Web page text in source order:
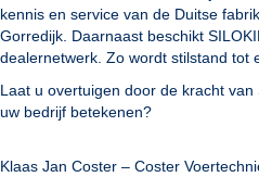
kennis en service van de Duitse
Gorredijk. Daarnaast beschikt
dealernetwerk. Zo wordt stilstand tot
Laat u overtuigen door de kracht
uw bedrijf betekenen?
Klaas Jan Coster – Coster